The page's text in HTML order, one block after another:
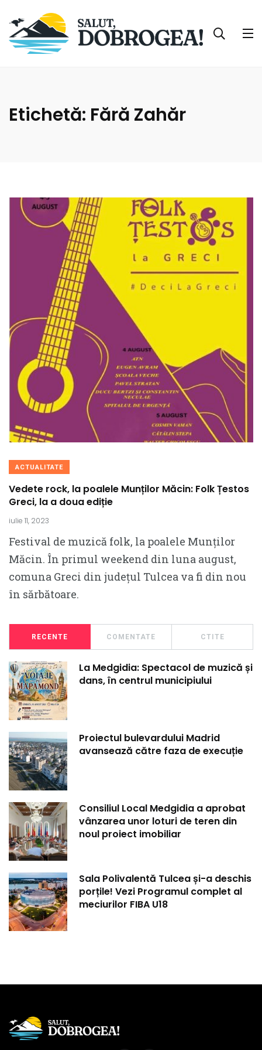
Etichetă: Fără Zahăr
ACTUALITATE
Vedete rock, la poalele Munților Măcin: Folk Țestos
Greci, la a doua ediție
iulie 11, 2023
Festival de muzică folk, la poalele Munților
Măcin. În primul weekend din luna august,
comuna Greci din județul Tulcea va fi din nou
în sărbătoare.
RECENTE COMENTATE CTITE
La Medgidia: Spectacol de muzică și
dans, în centrul municipiului
Proiectul bulevardului Madrid
avansează către faza de execuție
Consiliul Local Medgidia a aprobat
vânzarea unor loturi de teren din
noul proiect imobiliar
Sala Polivalentă Tulcea și-a deschis
porțile! Vezi Programul complet al
meciurilor FIBA U18